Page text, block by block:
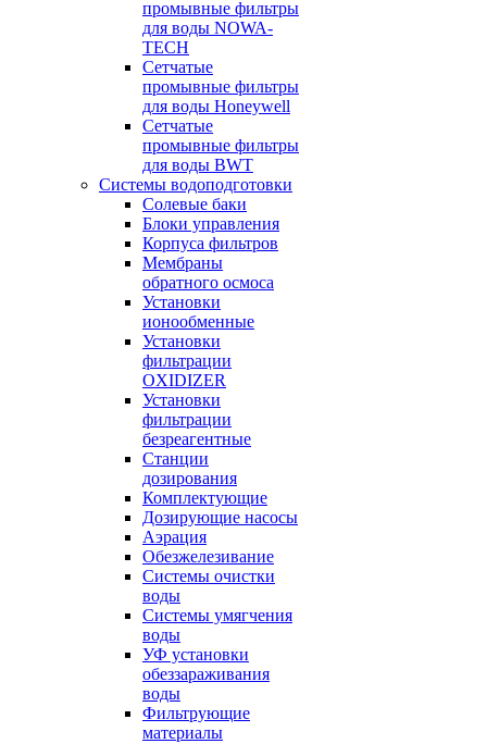
промывные фильтры
для воды NOWA-
TECH
Сетчатые
промывные фильтры
для воды Honeywell
Сетчатые
промывные фильтры
для воды BWT
Системы водоподготовки
Солевые баки
Блоки управления
Корпуса фильтров
Мембраны
обратного осмоса
Установки
ионообменные
Установки
фильтрации
OXIDIZER
Установки
фильтрации
безреагентные
Станции
дозирования
Комплектующие
Дозирующие насосы
Аэрация
Обезжелезивание
Системы очистки
воды
Системы умягчения
воды
УФ установки
обеззараживания
воды
Фильтрующие
материалы